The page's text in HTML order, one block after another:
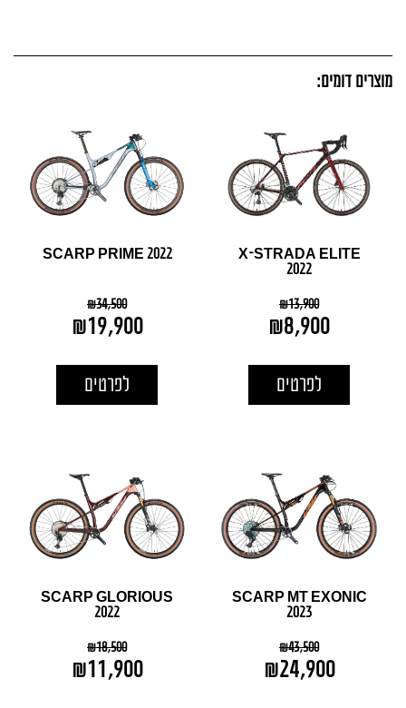
מוצרים דומים:
X-STRADA ELITE
2022
₪13,900
₪8,900
לפרטים
SCARP PRIME 2022
₪34,500
₪19,900
לפרטים
SCARP MT EXONIC
2023
₪43,500
₪24,900
SCARP GLORIOUS
2022
₪18,500
₪11,900